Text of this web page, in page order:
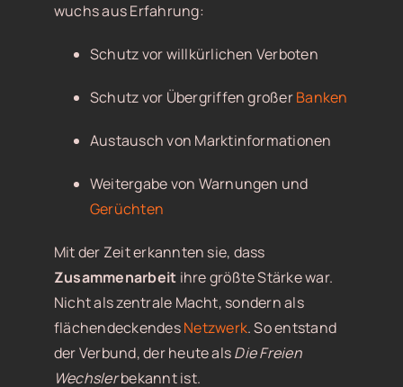
wuchs aus Erfahrung:
Schutz vor willkürlichen Verboten
Schutz vor Übergriffen großerBanken
Austausch von Marktinformationen
Weitergabe von Warnungen und
Gerüchten
Mit der Zeit erkannten sie, dass
Zusammenarbeit ihre größte Stärke war.
Nicht als zentrale Macht, sondern als
flächendeckendesNetzwerk. So entstand
der Verbund, der heute alsDie Freien
Wechslerbekannt ist.